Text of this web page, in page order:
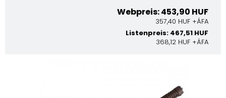
Webpreis: 453,90 HUF
357,40 HUF +ÁFA
Listenpreis: 467,51 HUF
368,12 HUF +ÁFA